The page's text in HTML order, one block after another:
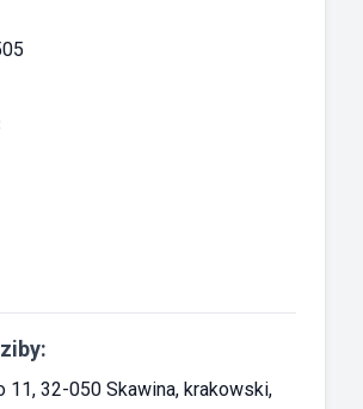
11, 32-050 Skawina, krakowski,